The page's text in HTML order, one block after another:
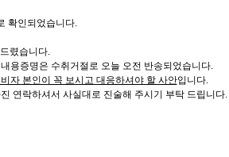
확인되었습니다.
렸습니다.
용증명은 수취거절로 오늘 오전 반송되었습니다.
자 본인이 꼭 보시고 대응하셔야 할 사안입니다.
연락하셔서 사실대로 진술해 주시기 부탁 드립니다.